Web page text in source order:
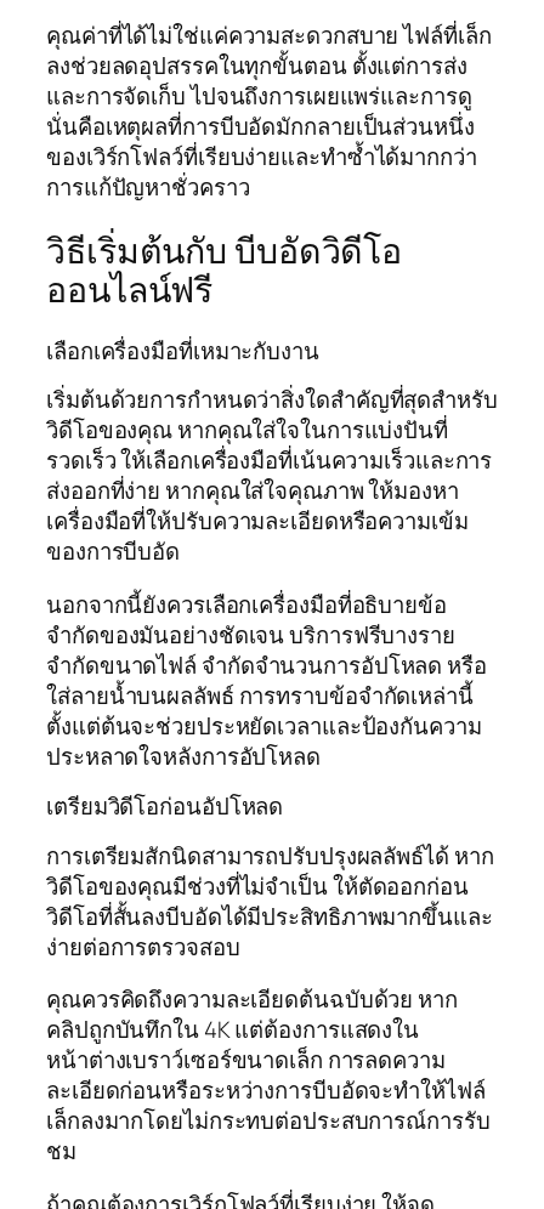
คุณค่าที่ได้ไม่ใช่แค่ความสะดวกสบาย ไฟล์ที่เล็ก
ลงช่วยลดอุปสรรคในทุกขั้นตอน ตั้งแต่การส่ง
และการจัดเก็บ ไปจนถึงการเผยแพร่และการดู
นั่นคือเหตุผลที่การบีบอัดมักกลายเป็นส่วนหนึ่ง
ของเวิร์กโฟลว์ที่เรียบง่ายและทำซ้ำได้มากกว่า
การแก้ปัญหาชั่วคราว
วิธีเริ่มต้นกับ บีบอัดวิดีโอ
ออนไลน์ฟรี
เลือกเครื่องมือที่เหมาะกับงาน
เริ่มต้นด้วยการกำหนดว่าสิ่งใดสำคัญที่สุดสำหรับ
วิดีโอของคุณ หากคุณใส่ใจในการแบ่งปันที่
รวดเร็ว ให้เลือกเครื่องมือที่เน้นความเร็วและการ
ส่งออกที่ง่าย หากคุณใส่ใจคุณภาพ ให้มองหา
เครื่องมือที่ให้ปรับความละเอียดหรือความเข้ม
ของการบีบอัด
นอกจากนี้ยังควรเลือกเครื่องมือที่อธิบายข้อ
จำกัดของมันอย่างชัดเจน บริการฟรีบางราย
จำกัดขนาดไฟล์ จำกัดจำนวนการอัปโหลด หรือ
ใส่ลายน้ำบนผลลัพธ์ การทราบข้อจำกัดเหล่านี้
ตั้งแต่ต้นจะช่วยประหยัดเวลาและป้องกันความ
ประหลาดใจหลังการอัปโหลด
เตรียมวิดีโอก่อนอัปโหลด
การเตรียมสักนิดสามารถปรับปรุงผลลัพธ์ได้ หาก
วิดีโอของคุณมีช่วงที่ไม่จำเป็น ให้ตัดออกก่อน
วิดีโอที่สั้นลงบีบอัดได้มีประสิทธิภาพมากขึ้นและ
ง่ายต่อการตรวจสอบ
คุณควรคิดถึงความละเอียดต้นฉบับด้วย หาก
คลิปถูกบันทึกใน 4K แต่ต้องการแสดงใน
หน้าต่างเบราว์เซอร์ขนาดเล็ก การลดความ
ละเอียดก่อนหรือระหว่างการบีบอัดจะทำให้ไฟล์
เล็กลงมากโดยไม่กระทบต่อประสบการณ์การรับ
ชม